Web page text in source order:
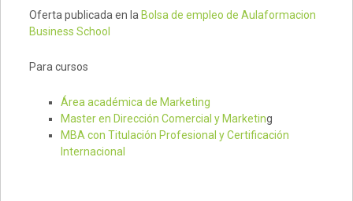
Oferta publicada en la Bolsa de empleo de Aulaformacion
Business School
Para cursos
Área académica de Marketing
Master en Dirección Comercial y Marketing
MBA con Titulación Profesional y Certificación
Internacional